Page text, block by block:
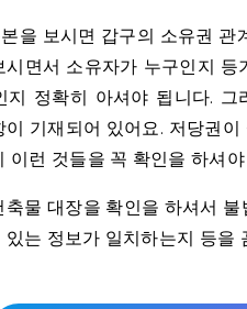
을 보시면 갑구의 소유권 관
시면서 소유자가 누구인지
지 정확히 아셔야 됩니다. 그
이 기재되어 있어요. 저당권
이런 것들을 꼭 확인을 하셔
축물 대장을 확인을 하셔서
있는 정보가 일치하는지 등을